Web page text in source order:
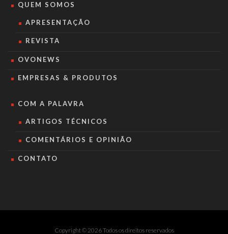
QUEM SOMOS
APRESENTAÇÃO
REVISTA
OVONEWS
EMPRESAS & PRODUTOS
COM A PALAVRA
ARTIGOS TÉCNICOS
COMENTÁRIOS E OPINIÃO
CONTATO
Copyright © 2026 Todos os direitos reservados